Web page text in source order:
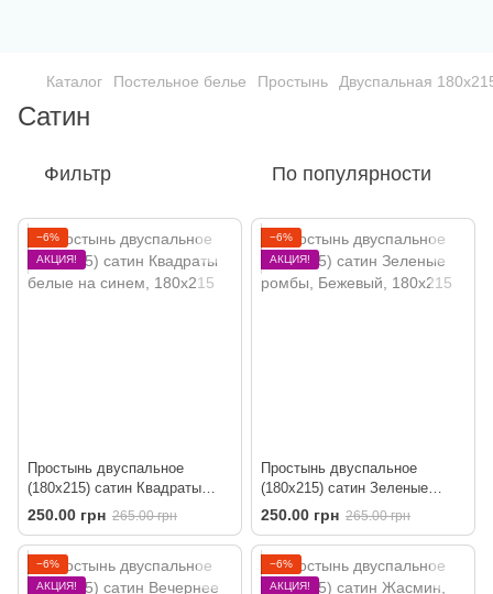
Каталог Постельное белье Простынь Двуспальная
Сатин
Фильтр По популярности
−6%
АКЦИЯ!
Простынь двуспальное
(180х215) сатин Квадраты
белые на синем
250.00 грн 265.00 грн
−6%
АКЦИЯ!
Простынь двуспальное
(180х215) сатин Зеленые
ромбы
250.00 грн 265.00 грн
−6%
АКЦИЯ!
−6%
АКЦИЯ!